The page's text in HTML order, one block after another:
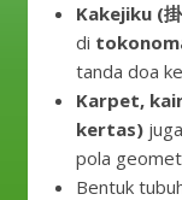
Kakejiku (
di
tanda doa
Karpet,
kertas)
pola
Bentuk